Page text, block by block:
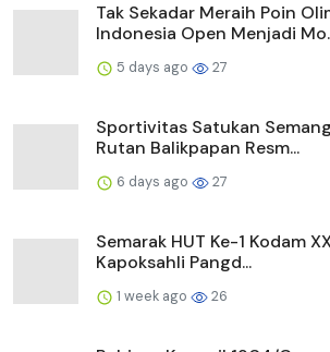
Tak Sekadar Meraih Poin
Indonesia Open Menjadi
5 days ago 27
Sportivitas Satukan
Rutan Balikpapan Resm...
6 days ago 27
Semarak HUT Ke-1 Kodam
Kapoksahli Pangd...
1 week ago 26